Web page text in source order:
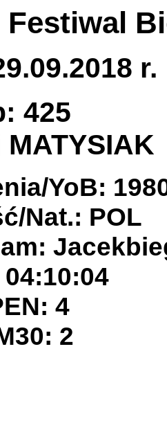
Festiwal
r.
425
MATYSIAK
YoB:
Nat.: POL
4
2